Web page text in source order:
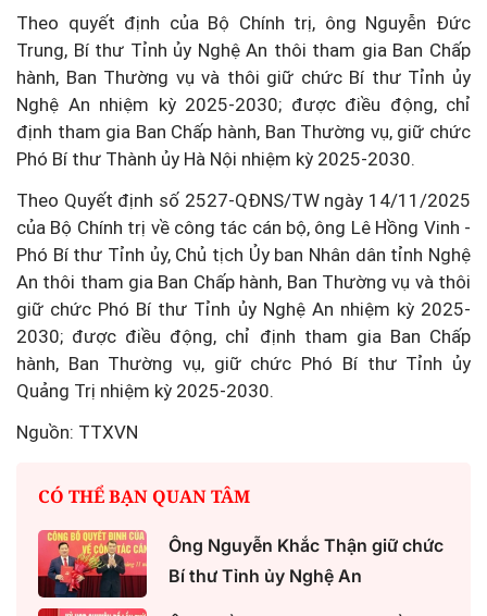
Theo quyết định của Bộ Chính trị, ông Nguyễn Đức
Trung, Bí thư Tỉnh ủy Nghệ An thôi tham gia Ban Chấp
hành, Ban Thường vụ và thôi giữ chức Bí thư Tỉnh ủy
Nghệ An nhiệm kỳ 2025-2030; được điều động, chỉ
định tham gia Ban Chấp hành, Ban Thường vụ, giữ chức
Phó Bí thư Thành ủy Hà Nội nhiệm kỳ 2025-2030.
Theo Quyết định số 2527-QĐNS/TW ngày 14/11/2025
của Bộ Chính trị về công tác cán bộ, ông Lê Hồng Vinh -
Phó Bí thư Tỉnh ủy, Chủ tịch Ủy ban Nhân dân tỉnh Nghệ
An thôi tham gia Ban Chấp hành, Ban Thường vụ và thôi
giữ chức Phó Bí thư Tỉnh ủy Nghệ An nhiệm kỳ 2025-
2030; được điều động, chỉ định tham gia Ban Chấp
hành, Ban Thường vụ, giữ chức Phó Bí thư Tỉnh ủy
Quảng Trị nhiệm kỳ 2025-2030.
Nguồn: TTXVN
CÓ THỂ BẠN QUAN TÂM
Ông Nguyễn Khắc Thận giữ chức
Bí thư Tỉnh ủy Nghệ An